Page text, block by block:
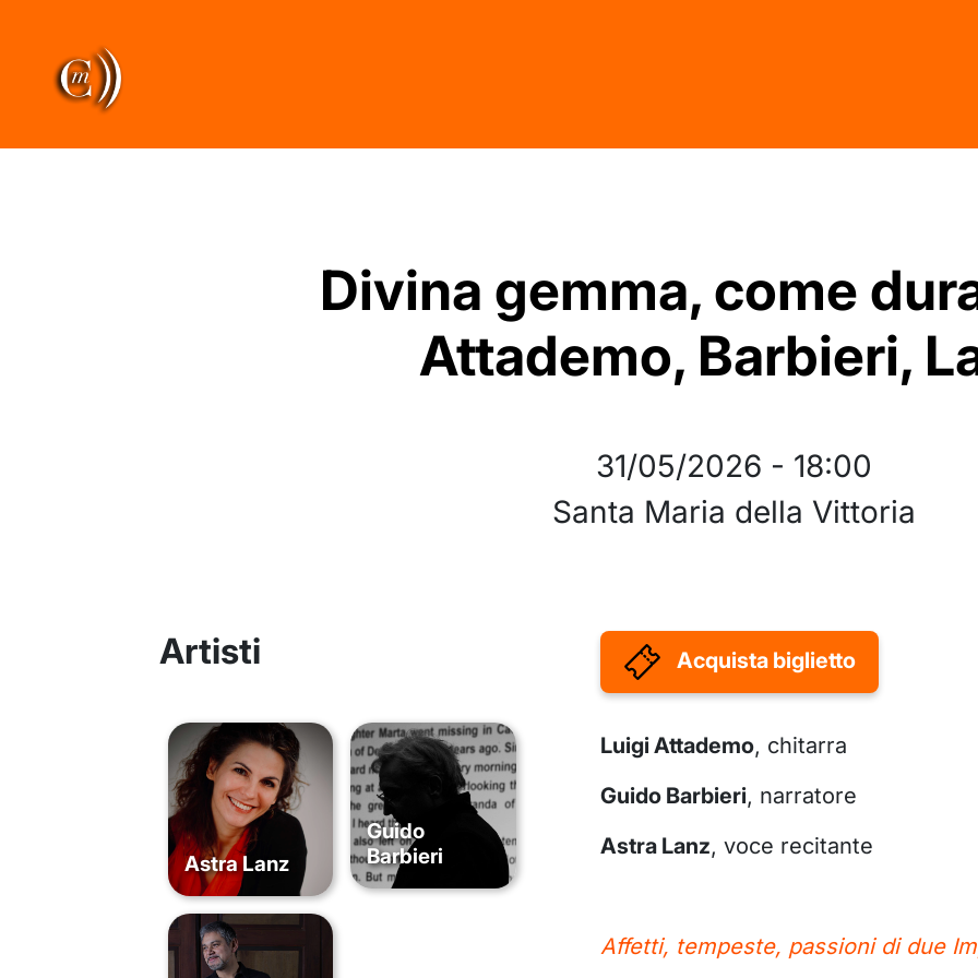
Divina gemma, come
Attademo, Barbieri,
31/05/2026 - 18:00
Santa Maria della Vittoria
Artisti
Astra Lanz
Guido
Barbieri
Acquista biglietto
Luigi Attademo, chitarra
Guido Barbieri, narratore
Astra Lanz, voce recitante
Affetti, tempeste, passioni di due